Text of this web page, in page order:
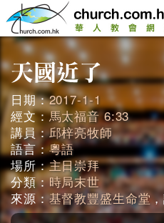
日期：2017-1-1
經文：馬太福音 6:33
講員：邱梓亮牧師
語言：粵語
場所：主日崇拜
分類：時局末世
來源：基督教豐盛生命堂